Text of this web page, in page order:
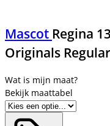
Mascot Regina
Originals
Bekijk maattabel